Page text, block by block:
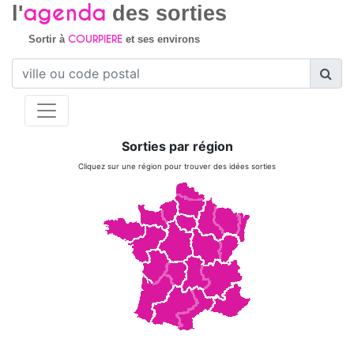
l'agenda des sorties
Sortir à COURPIEREet ses environs
Sorties par région
Cliquez sur une région pour trouver des idées sorties